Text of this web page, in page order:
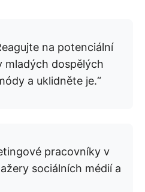
na potenciální
mladých dospělých
a uklidněte je.“
pracovníky v
sociálních médií a